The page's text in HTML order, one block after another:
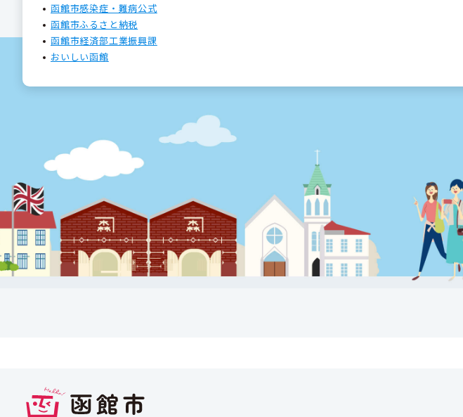
函館市感染症・難病公式
函館市ふるさと納税
函館市経済部工業振興課
おいしい函館